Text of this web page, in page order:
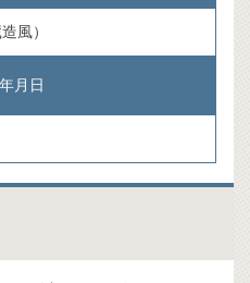
風）
月日